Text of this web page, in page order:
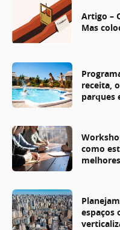
Artigo –
Mas
receita,
parques
como
espaços